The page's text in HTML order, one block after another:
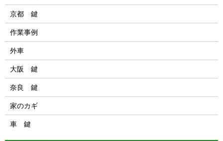
京都 鍵
作業事例
外車
大阪 鍵
奈良 鍵
家のカギ
車 鍵